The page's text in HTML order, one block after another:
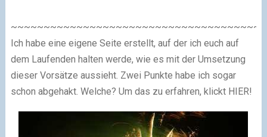
Ich habe eine eigene Seite erstellt, auf der ich euch auf
dem Laufenden halten werde, wie es mit der Umsetzung
dieser Vorsätze aussieht. Zwei Punkte habe ich sogar
schon abgehakt. Welche? Um das zu erfahren, klickt HIER!